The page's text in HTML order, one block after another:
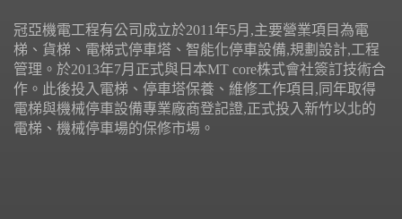
冠亞機電工程有公司成立於2011年5月,主要營業項目為電
梯、貨梯、電梯式停車塔、智能化停車設備,規劃設計,工程
管理。於2013年7月正式與日本MT core株式會社簽訂技術合
作。此後投入電梯、停車塔保養、維修工作項目,同年取得
電梯與機械停車設備專業廠商登記證,正式投入新竹以北的
電梯、機械停車場的保修市場。